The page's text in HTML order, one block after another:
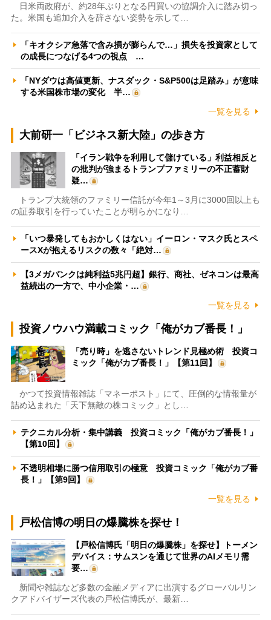
日米両政府が、約28年ぶりとなる円買いの協調介入に踏み切っ
た。米国も追加介入を辞さない姿勢を示して…
「キオクシア急落で含み損が膨らんで…」損失を投資家として
の成長につなげる4つの視点 …
「NYダウは高値更新、ナスダック・S&P500は足踏み」が意味
する米国株市場の変化 半…
一覧を見る
大前研一「ビジネス新大陸」の歩き方
「イラン戦争を利用して儲けている」利益相反と
の批判が強まるトランプファミリーの不正蓄財
疑…
トランプ大統領のファミリー信託が今年1～3月に3000回以上も
の証券取引を行っていたことが明らかになり…
「いつ暴発してもおかしくはない」イーロン・マスク氏とスペ
ースXが抱えるリスクの数々「絶対…
【3メガバンクは純利益5兆円超】銀行、商社、ゼネコンは最高
益続出の一方で、中小企業・…
一覧を見る
投資ノウハウ満載コミック「俺がカブ番長！」
「売り時」を逃さないトレンド見極め術 投資コ
ミック「俺がカブ番長！」【第11回】
かつて投資情報雑誌「マネーポスト」にて、圧倒的な情報量が
詰め込まれた「天下無敵の株コミック」とし…
テクニカル分析・集中講義 投資コミック「俺がカブ番長！」
【第10回】
不透明相場に勝つ信用取引の極意 投資コミック「俺がカブ番
長！」【第9回】
一覧を見る
戸松信博の明日の爆騰株を探せ！
【戸松信博氏「明日の爆騰株」を探せ】トーメン
デバイス：サムスンを通じて世界のAIメモリ需
要…
新聞や雑誌など多数の金融メディアに出演するグローバルリン
クアドバイザーズ代表の戸松信博氏が、最新…